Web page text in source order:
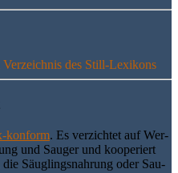
kon­form. Es ver­zich­tet auf Wer­
und Sau­ger und koope­riert
Säug­lings­nah­rung oder Sau­